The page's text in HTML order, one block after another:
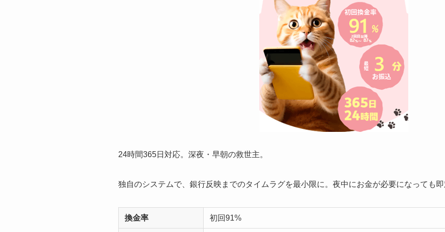
24時間365日対応。深夜・早朝の救世主。
独自のシステムで、銀行反映までのタイムラグを最小限に。夜中にお金が必要になっても
換金率 初回91%